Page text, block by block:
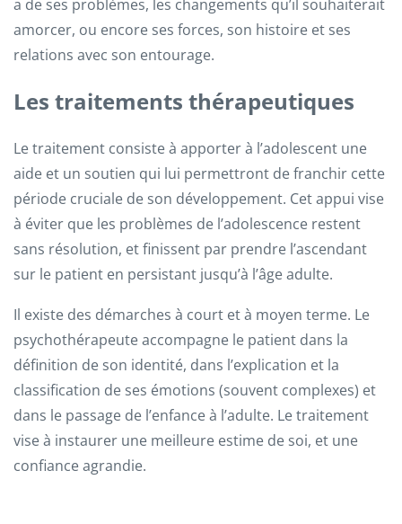
a de ses problèmes, les changements qu’il souhaiterait
amorcer, ou encore ses forces, son histoire et ses
relations avec son entourage.
Les traitements thérapeutiques
Le traitement consiste à apporter à l’adolescent une
aide et un soutien qui lui permettront de franchir cette
période cruciale de son développement. Cet appui vise
à éviter que les problèmes de l’adolescence restent
sans résolution, et finissent par prendre l’ascendant
sur le patient en persistant jusqu’à l’âge adulte.
Il existe des démarches à court et à moyen terme. Le
psychothérapeute accompagne le patient dans la
définition de son identité, dans l’explication et la
classification de ses émotions (souvent complexes) et
dans le passage de l’enfance à l’adulte. Le traitement
vise à instaurer une meilleure estime de soi, et une
confiance agrandie.